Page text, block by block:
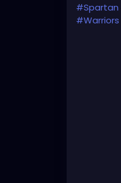
#Spartan
#Warriors